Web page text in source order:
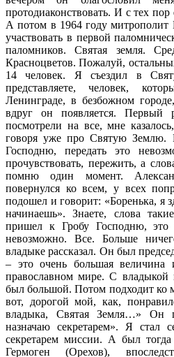
протодиаконствовать. И с тех
А потом в 1964 году митрополит
участвовать в первой
паломников. Святая земля.
Красноцветов. Пожалуй,
14 человек. Я съездил в
представляете, человек,
Ленинграде, в безбожном
вдруг он появляется. Первый
посмотрели на все, мне
говоря уже про Святую Землю.
Господню, передать это
прочувствовать, пережить, а
помню один момент.
повернулся ко всем, у всех
подошел и говорит: «Боренька, я
начинаешь». Знаете, слова
пришел к Гробу Господню, это
невозможно. Все. Больше
владыке рассказал. Он был
– это очень большая
православном мире. С владыкой
был большой. Потом подходит ко
вот, дорогой мой, как,
владыка, Святая Земля…» Он
назначаю секретарем». Я стал
секретарем миссии. А был
Гермоген (Орехов),